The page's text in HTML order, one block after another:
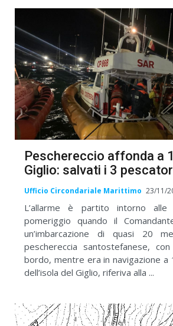
Peschereccio affonda a
Giglio: salvati i 3
Ufficio Circondariale Marittimo 23/11/
L’allarme è partito intorno
pomeriggio quando il
un’imbarcazione di quasi 20
peschereccia santostefanese,
bordo, mentre era in navigazione a
dell’isola del Giglio, riferiva alla ...